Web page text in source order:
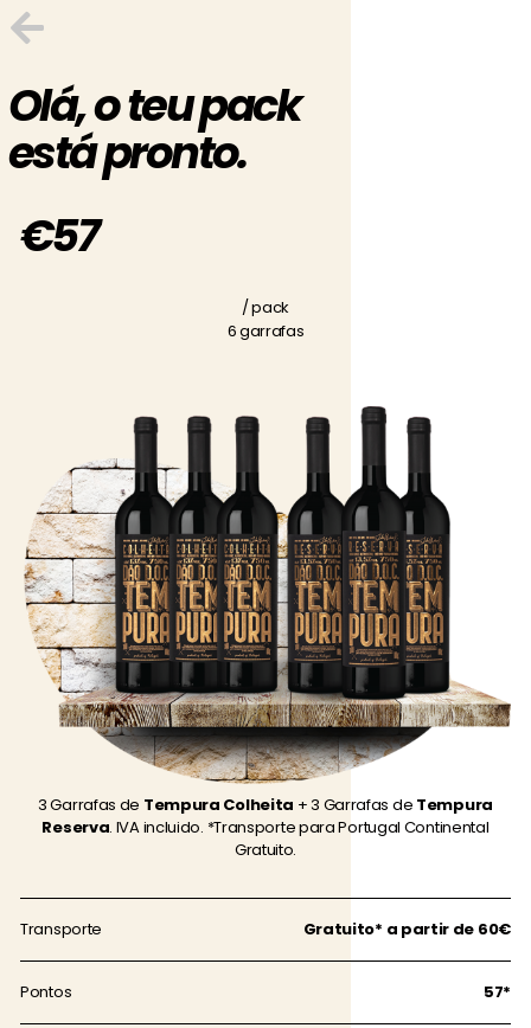
Olá, o teu pack
está pronto.
€57
/ pack
6 garrafas
3 Garrafas de Tempura Colheita + 3 Garrafas de Tempura
Reserva. IVA incluido. *Transporte para Portugal Continental
Gratuito.
Transporte Gratuito* a partir de 60€
Pontos 57*